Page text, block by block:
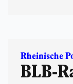
Rheinische
BLB-